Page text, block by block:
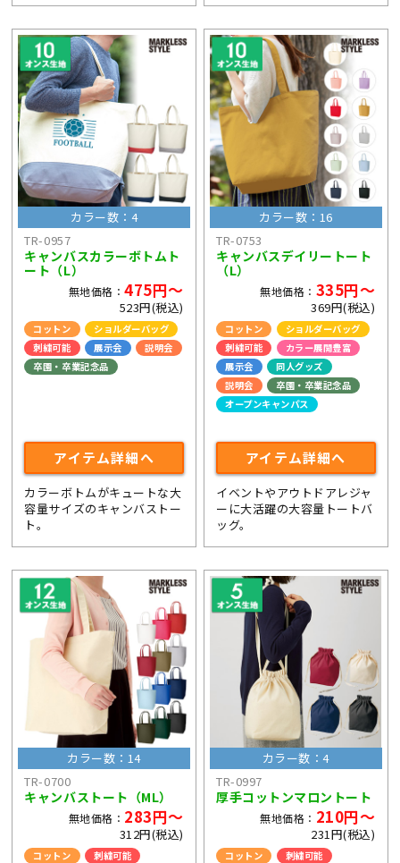
カラー数：4
TR-0957
キャンバスカラーボトムト
ート（L）
無地価格：475円～
523円(税込)
コットン
ショルダーバッグ
刺繍可能
展示会
説明会
卒園・卒業記念品
アイテム詳細へ
カラーボトムがキュートな大
容量サイズのキャンバストー
ト。
カラー数：16
TR-0753
キャンバスデイリートート
（L）
無地価格： 335円～
369円(税込)
コットン
ショルダーバッグ
刺繍可能
カラー展開豊富
展示会
同人グッズ
説明会
卒園・卒業記念品
オープンキャンパス
アイテム詳細へ
イベントやアウトドアレジャ
ーに大活躍の大容量トートバ
ッグ。
カラー数：14
TR-0700
キャンバストート（ML）
無地価格： 283円～
312円(税込)
コットン 刺繍可能
カラー数：4
TR-0997
厚手コットンマロントート
無地価格： 210円～
231円(税込)
コットン 刺繍可能